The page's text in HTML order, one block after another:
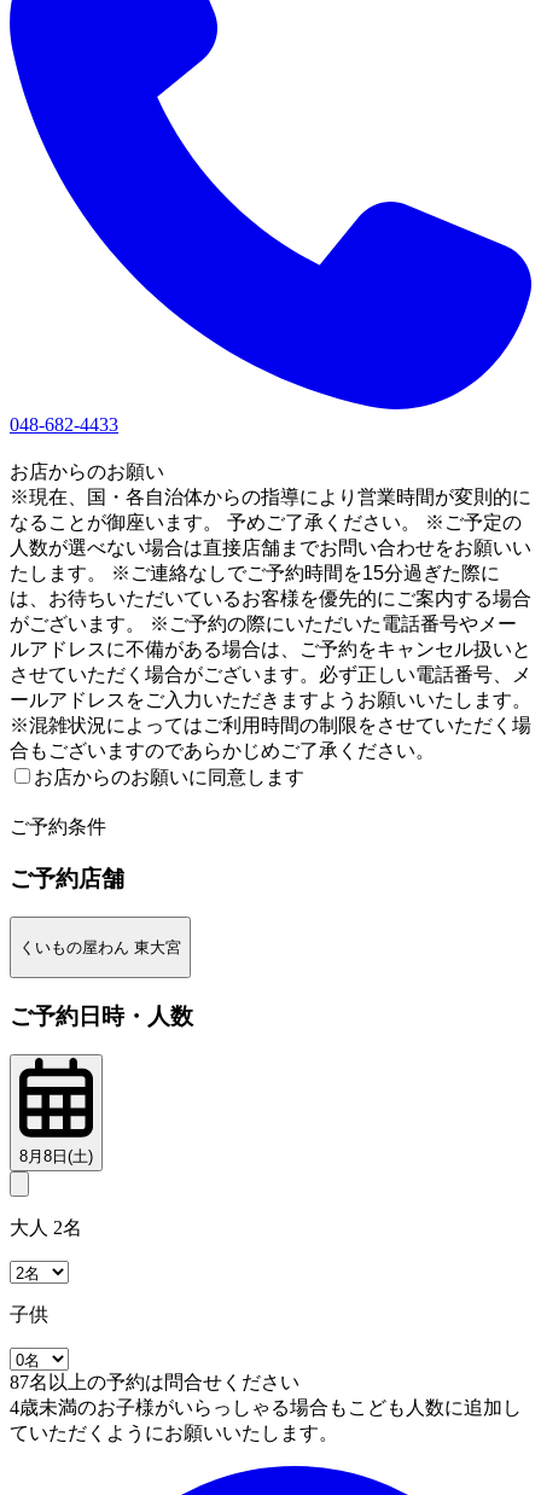
048-682-4433
お店からのお願い
※現在、国・各自治体からの指導により営業時間が変則的に
なることが御座います。 予めご了承ください。 ※ご予定の
人数が選べない場合は直接店舗までお問い合わせをお願いい
たします。 ※ご連絡なしでご予約時間を15分過ぎた際に
は、お待ちいただいているお客様を優先的にご案内する場合
がございます。 ※ご予約の際にいただいた電話番号やメー
ルアドレスに不備がある場合は、ご予約をキャンセル扱いと
させていただく場合がございます。必ず正しい電話番号、メ
ールアドレスをご入力いただきますようお願いいたします。
※混雑状況によってはご利用時間の制限をさせていただく場
合もございますのであらかじめご了承ください。
お店からのお願いに同意します
ご予約条件
ご予約店舗
くいもの屋わん 東大宮
ご予約日時・人数
8月8日(土)
大人 2名
子供
87名以上の予約は問合せください
4歳未満のお子様がいらっしゃる場合もこども人数に追加し
ていただくようにお願いいたします。